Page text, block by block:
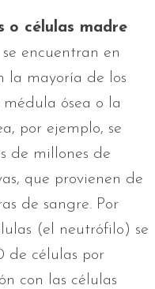
o células madre
se encuentran en
la mayoría de los
ósea o la
por ejemplo, se
de millones de
que provienen de
de sangre. Por
(el neutrófilo) se
de células por
con las células